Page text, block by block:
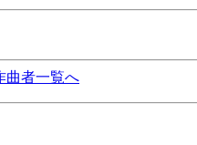
曲者一覧へ